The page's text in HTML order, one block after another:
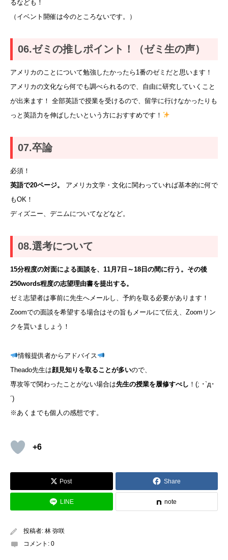
るなども！
（イベント開催は今のところないです。）
06.ゼミの推しポイント！（ゼミ生の声）
アメリカのことについて勉強したかったら1番のゼミだと思います！
アメリカの文化なら何でも調べられるので、自由に研究していくこと
が出来ます！ 全部英語で授業を受けるので、留学に行けなかったりも
っと英語力を伸ばしたいという方におすすめです！
07.卒論
必須！
英語で20ページ。
アメリカ文学・文化に関わっていれば基本的に何で
もOK！
ディズニー、デニムについてなどなど。
08.選考について
15分程度の対面による面談を、11月7日～18日の間に行う。その後
250words程度の志望理由書を提出する。
ゼミ志望者は事前に先生へメールし、予約を取る必要があります！
Zoomでの面談を希望する場合はその旨もメールにて伝え、Zoomリン
クを貰いましょう！
情報提供者からアドバイス
Theado先生は顔見知りを取ることが多いので、
専攻等で関わったことがない場合は先生の授業を履修すべし ！(; ･`д･
´)
※あくまでも個人の感想です。
+6
Post Share
LINE note
投稿者: 林 弥咲
コメント: 0